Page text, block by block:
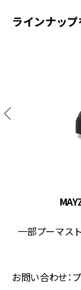
ラインナップ
一部プーマス
お問い合わせ：